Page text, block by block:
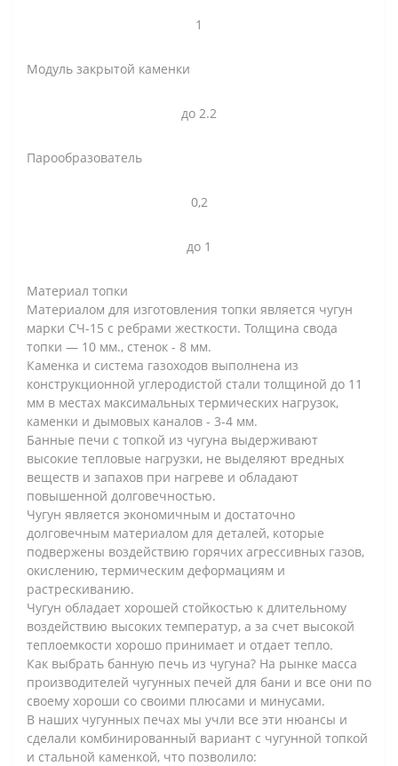
1
Модуль закрытой каменки
до 2.2
Парообразователь
0,2
до 1
Материал топки
Материалом для изготовления топки является чугун
марки СЧ-15 с ребрами жесткости. Толщина свода
топки — 10 мм., стенок - 8 мм.
Каменка и система газоходов выполнена из
конструкционной углеродистой стали толщиной до 11
мм в местах максимальных термических нагрузок,
каменки и дымовых каналов - 3-4 мм.
Банные печи с топкой из чугуна выдерживают
высокие тепловые нагрузки, не выделяют вредных
веществ и запахов при нагреве и обладают
повышенной долговечностью.
Чугун является экономичным и достаточно
долговечным материалом для деталей, которые
подвержены воздействию горячих агрессивных газов,
окислению, термическим деформациям и
растрескиванию.
Чугун обладает хорошей стойкостью к длительному
воздействию высоких температур, а за счет высокой
теплоемкости хорошо принимает и отдает тепло.
Как выбрать банную печь из чугуна? На рынке масса
производителей чугунных печей для бани и все они по
своему хороши со своими плюсами и минусами.
В наших чугунных печах мы учли все эти нюансы и
сделали комбинированный вариант с чугунной топкой
и стальной каменкой, что позволило: